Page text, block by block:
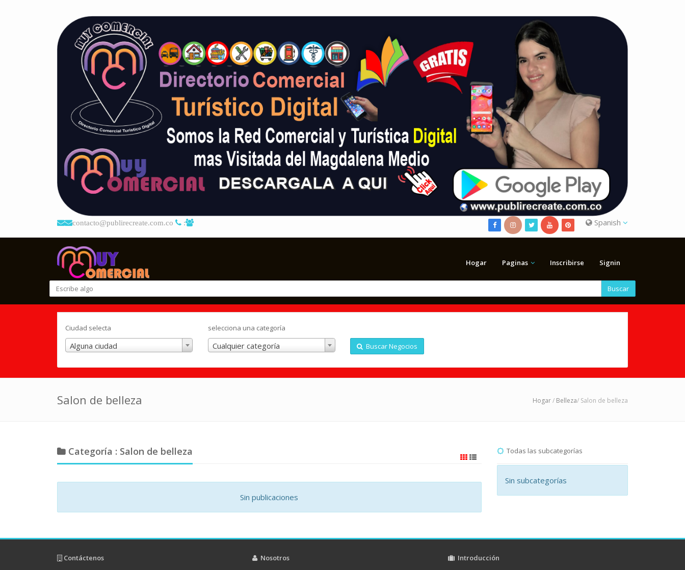
contacto@publirecreate.com.co : Spanish
Hogar Paginas Inscribirse Signin
Buscar
Ciudad selecta
Alguna ciudad
selecciona una categoría
Cualquier categoría Buscar Negocios
Salon de belleza Hogar/ Belleza/ Salon de belleza
Categoría : Salon de belleza
Sin publicaciones
Todas las subcategorías
Sin subcategorías
Contáctenos Nosotros Introducción